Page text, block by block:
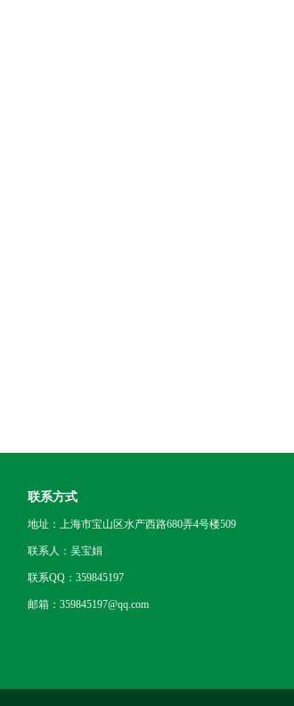
联系方式
地址：上海市宝山区水产西路680弄4号楼509
联系人：吴宝娟
联系QQ：359845197
邮箱：359845197@qq.com